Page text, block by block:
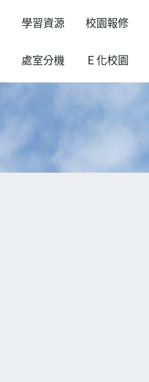
學習資源 校園報修
處室分機 Ｅ化校園